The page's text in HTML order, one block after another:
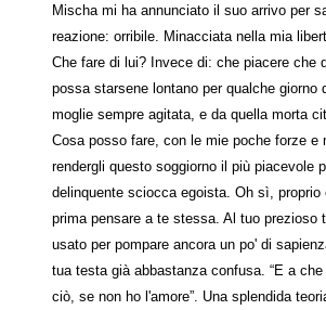
Mischa mi ha annunciato il suo arrivo per
reazione: orribile. Minacciata nella mia
Che fare di lui? Invece di: che piacere che
possa starsene lontano per qualche giorno
moglie sempre agitata, e da quella morta
Cosa posso fare, con le mie poche forze e
rendergli questo soggiorno il più piacevole
delinquente sciocca egoista. Oh sì,
prima pensare a te stessa. Al tuo prezioso
usato per pompare ancora un po' di
tua testa già abbastanza confusa. “E a
ciò, se non ho l'amore”. Una splendida